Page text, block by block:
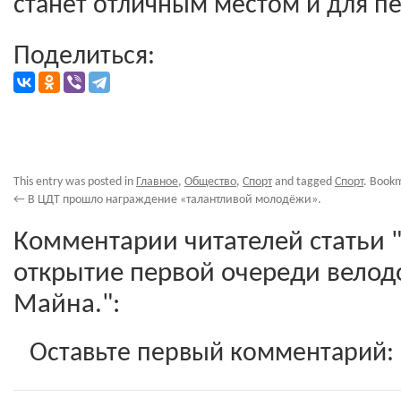
станет отличным местом и для
Поделиться:
This entry was posted in Главное, Общество, Спортand tagged Спорт.
← В ЦДТ прошло награждение «талантливой молодёжи».
Комментарии читателей статьи
открытие первой очереди
Майна.":
Оставьте первый комментарий: